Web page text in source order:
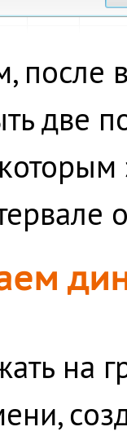
после
две
на